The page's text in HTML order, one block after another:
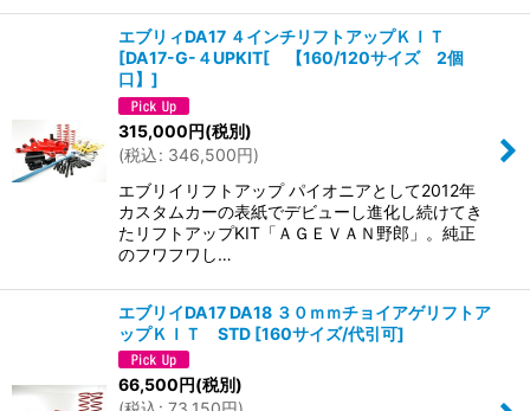
エブリィDA17 ４インチリフトアップＫＩＴ
[DA17-G-４UPKIT[ 【160/120サイズ 2個
口】 ]
315,000円(税別)
(税込: 346,500円)
エブリイリフトアップ パイオニアとして2012年
カスタムカーの表紙でデビューし進化し続けてき
たリフトアップKIT「ＡＧＥＶＡＮ野郎」。純正
のフワフワし…
エブリイDA17 DA18 ３０ｍｍチョイアゲリフトア
ップＫＩＴ STD [160サイズ/代引可]
66,500円(税別)